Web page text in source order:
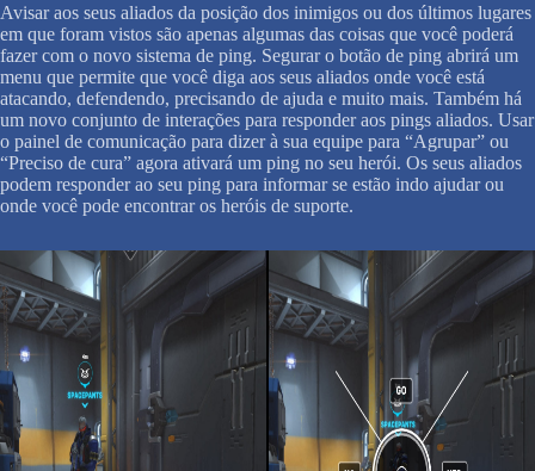
Avisar aos seus aliados da posição dos inimigos ou dos últimos lugares
em que foram vistos são apenas algumas das coisas que você poderá
fazer com o novo sistema de ping. Segurar o botão de ping abrirá um
menu que permite que você diga aos seus aliados onde você está
atacando, defendendo, precisando de ajuda e muito mais. Também há
um novo conjunto de interações para responder aos pings aliados. Usar
o painel de comunicação para dizer à sua equipe para “Agrupar” ou
“Preciso de cura” agora ativará um ping no seu herói. Os seus aliados
podem responder ao seu ping para informar se estão indo ajudar ou
onde você pode encontrar os heróis de suporte.